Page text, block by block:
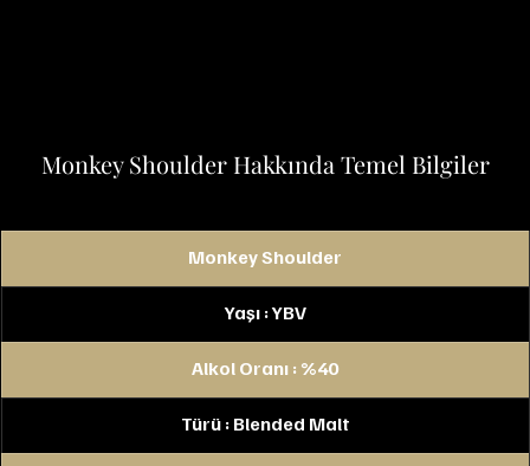
Monkey Shoulder Hakkında Temel Bilgiler
Monkey Shoulder
Yaşı : YBV
Alkol Oranı : %40
Türü : Blended Malt